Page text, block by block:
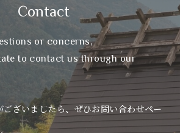
Contact
or concerns,
to contact us through our
ざいましたら、ぜひお問い合わせペー